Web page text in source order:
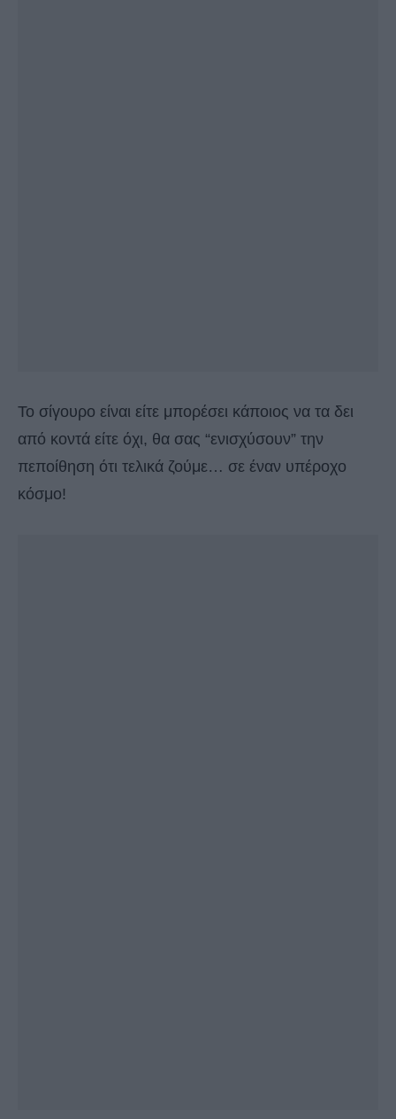
Το σίγουρο είναι είτε μπορέσει κάποιος να τα δει
από κοντά είτε όχι, θα σας “ενισχύσουν” την
πεποίθηση ότι τελικά ζούμε… σε έναν υπέροχο
κόσμο!